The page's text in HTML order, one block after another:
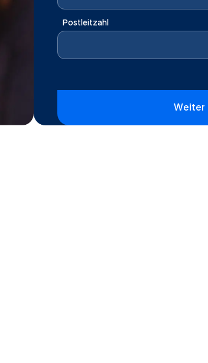
Postleitzahl
Weiter